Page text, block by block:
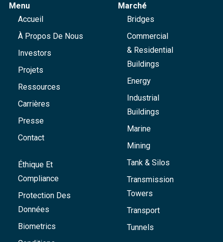
Menu
Accueil
À Propos De Nous
Investors
Projets
Ressources
Carrières
Presse
Contact
Éthique Et
Compliance
Protection Des
Données
Biometrics
Marché
Bridges
Commercial
& Residential
Buildings
Energy
Industrial
Buildings
Marine
Mining
Tank & Silos
Transmission
Towers
Transport
Tunnels